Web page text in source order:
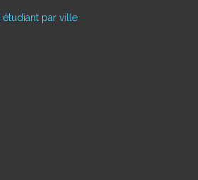
par ville